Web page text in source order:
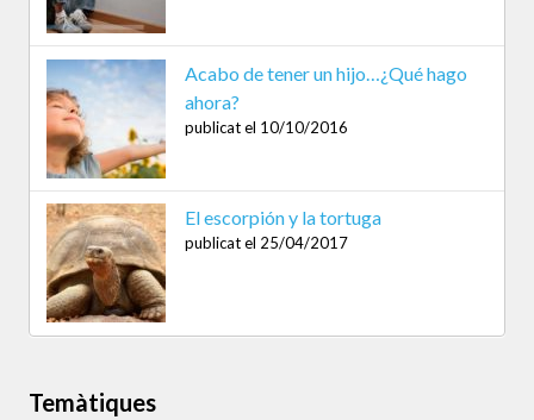
Acabo de tener un hijo…¿Qué hago
ahora?
publicat el 10/10/2016
El escorpión y la tortuga
publicat el 25/04/2017
Temàtiques